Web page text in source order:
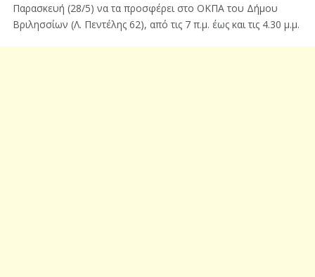
Παρασκευή (28/5) να τα προσφέρει στο ΟΚΠΑ του Δήμου
Βριλησσίων (Λ. Πεντέλης 62), από τις 7 π.μ. έως και τις 4.30 μ.μ.